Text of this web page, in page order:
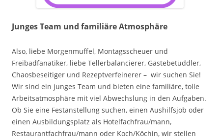
Junges Team und familiäre Atmosphäre
Also, liebe Morgenmuffel, Montagsscheuer und
Freibadfanatiker, liebe Tellerbalancierer, Gästebetüddler,
Chaosbeseitiger und Rezeptverfeinerer – wir suchen Sie!
Wir sind ein junges Team und bieten eine familiäre, tolle
Arbeitsatmosphäre mit viel Abwechslung in den Aufgaben.
Ob Sie eine Festanstellung suchen, einen Aushilfsjob oder
einen Ausbildungsplatz als Hotelfachfrau/mann,
Restaurantfachfrau/mann oder Koch/Köchin, wir stellen